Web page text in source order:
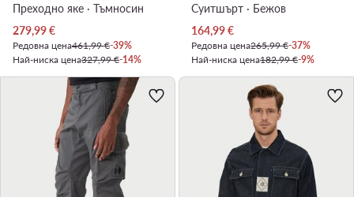
Преходно яке · Тъмносин
Актуална цена
279,99€
Редовна цена461,99 €-39%
Най-ниска цена327,99 €-14%
Суитшърт · Бежов
Актуална цена
164,99€
Редовна цена265,99 €-37%
Най-ниска цена182,99 €-9%